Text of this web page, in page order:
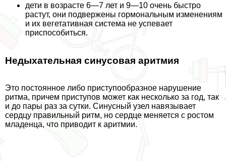
дети в возрасте 6—7 лет и 9—10 очень быстро
растут, они подвержены гормональным изменениям
и их вегетативная система не успевает
приспособиться.
Недыхательная синусовая аритмия
Это постоянное либо приступообразное нарушение
ритма, причем приступов может как несколько за год, так
и до пары раз за сутки. Синусный узел навязывает
сердцу правильный ритм, но сердце меняется с ростом
младенца, что приводит к аритмии.